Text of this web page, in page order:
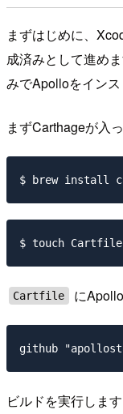
まずはじめに、
成済みとして進め
みでApolloをインス
まずCarthageが入
Cartfile に
ビルドを実行します